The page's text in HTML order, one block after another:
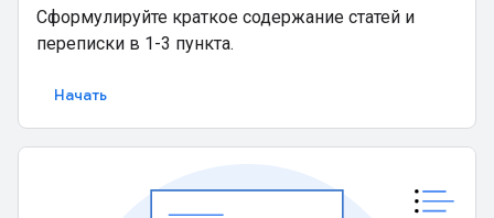
Сформулируйте краткое содержание статей и
переписки в 1-3 пункта.
Начать